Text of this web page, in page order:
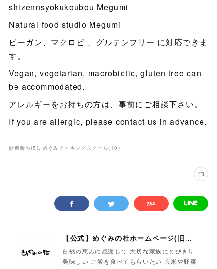
shizennsyokukoubou Megumi
Natural food studio Megumi
ビーガン、マクロビ 、グルテンフリー に対応できま
す。
Vegan, vegetarian, macrobiotic, gluten free can
be accommodated.
アレルギーをお持ちの方は、事前にご相談下さい。
If you are allergic, please contact us in advance.
砂糖断ち(5 ) めぐみクッキングスクール( 10 )
【公式】めぐみの杜ホームページ(旧自然食工房）
自然の恵みに感謝して 大切な家族にとびきり
美味しい ご飯を食べてもらいたい 玄米や野菜